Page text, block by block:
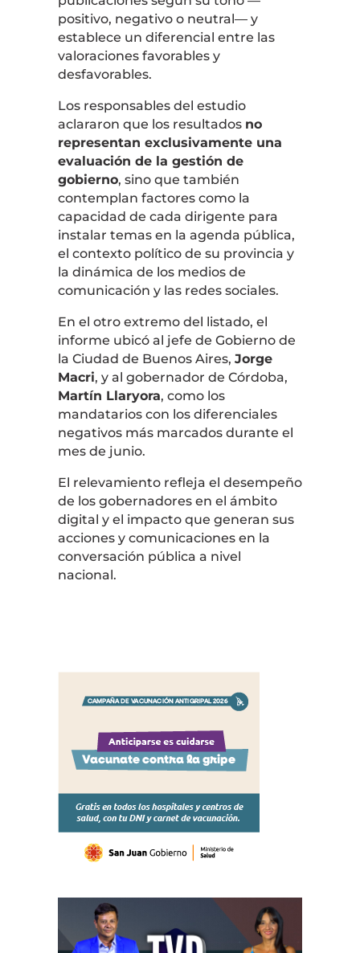
positivo, negativo o neutral— y
establece un diferencial entre las
valoraciones favorables y
desfavorables.
Los responsables del estudio
aclararon que los resultados no
representan exclusivamente una
evaluación de la gestión de
gobierno, sino que también
contemplan factores como la
capacidad de cada dirigente para
instalar temas en la agenda pública,
el contexto político de su provincia y
la dinámica de los medios de
comunicación y las redes sociales.
En el otro extremo del listado, el
informe ubicó al jefe de Gobierno de
la Ciudad de Buenos Aires, Jorge
Macri, y al gobernador de Córdoba,
Martín Llaryora, como los
mandatarios con los diferenciales
negativos más marcados durante el
mes de junio.
El relevamiento refleja el desempeño
de los gobernadores en el ámbito
digital y el impacto que generan sus
acciones y comunicaciones en la
conversación pública a nivel
nacional.